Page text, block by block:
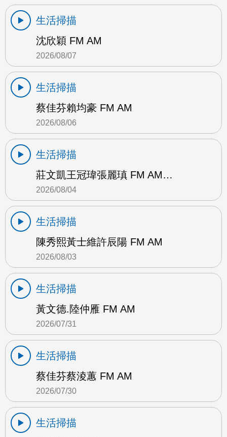
生活掃描
沈欣穎 FM AM
2026/08/07
生活掃描
蔡佳芬賴均豪 FM AM
2026/08/06
生活掃描
莊文凱王冠瑋張麗瑱 FM AM…
2026/08/04
生活掃描
陳秀熙黃士維許辰陽 FM AM
2026/08/03
生活掃描
黃文德.陸仲雁 FM AM
2026/07/31
生活掃描
蔡佳芬蔡淩蕙 FM AM
2026/07/30
生活掃描